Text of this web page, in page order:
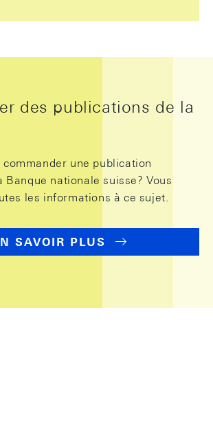
des publications de la
commander une publication
Banque nationale suisse? Vous
les informations à ce sujet.
SAVOIR PLUS